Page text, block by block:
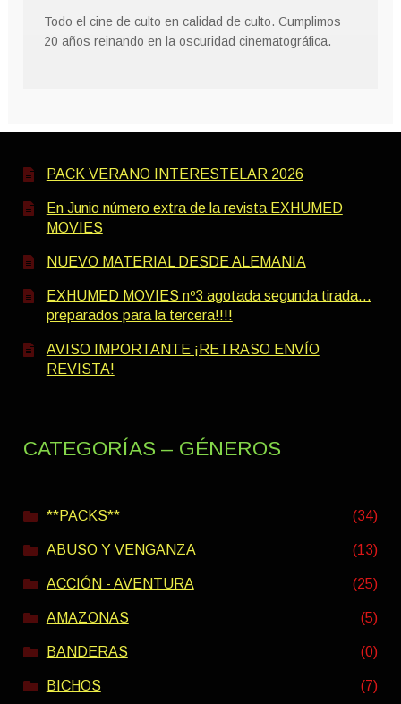
Todo el cine de culto en calidad de culto. Cumplimos
20 años reinando en la oscuridad cinematográfica.
PACK VERANO INTERESTELAR 2026
En Junio número extra de la revista EXHUMED
MOVIES
NUEVO MATERIAL DESDE ALEMANIA
EXHUMED MOVIES nº3 agotada segunda tirada…
preparados para la tercera!!!!
AVISO IMPORTANTE ¡RETRASO ENVÍO
REVISTA!
CATEGORÍAS – GÉNEROS
**PACKS** (34)
ABUSO Y VENGANZA (13)
ACCIÓN - AVENTURA (25)
AMAZONAS (5)
BANDERAS (0)
BICHOS (7)